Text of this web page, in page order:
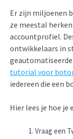
Er zijn miljoenen
ze meestal
accountprofiel.
ontwikkelaars in
tutorial voor
iedereen die een
Hier lees je hoe je
Vraag een